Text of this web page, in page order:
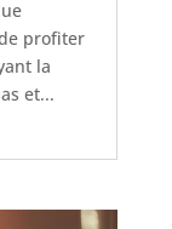
profiter
la
et...